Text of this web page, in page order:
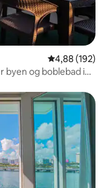
4,88 ud af 5 i
4,88 (192)
byen og boblebad i